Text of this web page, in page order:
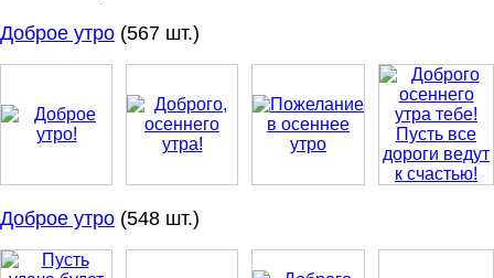
Доброе утро (567 шт.)
Доброе утро (548 шт.)